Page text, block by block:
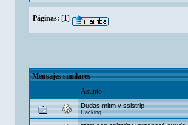
Páginas: [1]
Mensajes similares
Asunto
Dudas mitm y sslstrip
Hacking